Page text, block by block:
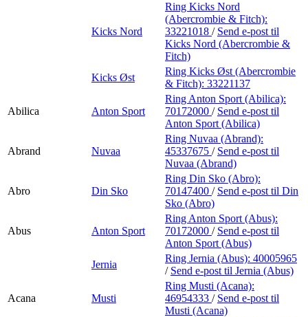
Kicks Nord
Ring Kicks Nord
(Abercrombie & Fitch):
33221018 / Send e-post til
Kicks Nord (Abercrombie &
Fitch)
Kicks Øst
Ring Kicks Øst (Abercrombie
& Fitch): 33221137
Abilica Anton Sport
Ring Anton Sport (Abilica):
70172000 / Send e-post til
Anton Sport (Abilica)
Abrand Nuvaa
Ring Nuvaa (Abrand):
45337675 / Send e-post til
Nuvaa (Abrand)
Abro Din Sko
Ring Din Sko (Abro):
70147400 / Send e-post til Din
Sko (Abro)
Abus Anton Sport
Ring Anton Sport (Abus):
70172000 / Send e-post til
Anton Sport (Abus)
Jernia
Ring Jernia (Abus): 40005965
/ Send e-post til Jernia (Abus)
Acana Musti
Ring Musti (Acana):
46954333 / Send e-post til
Musti (Acana)